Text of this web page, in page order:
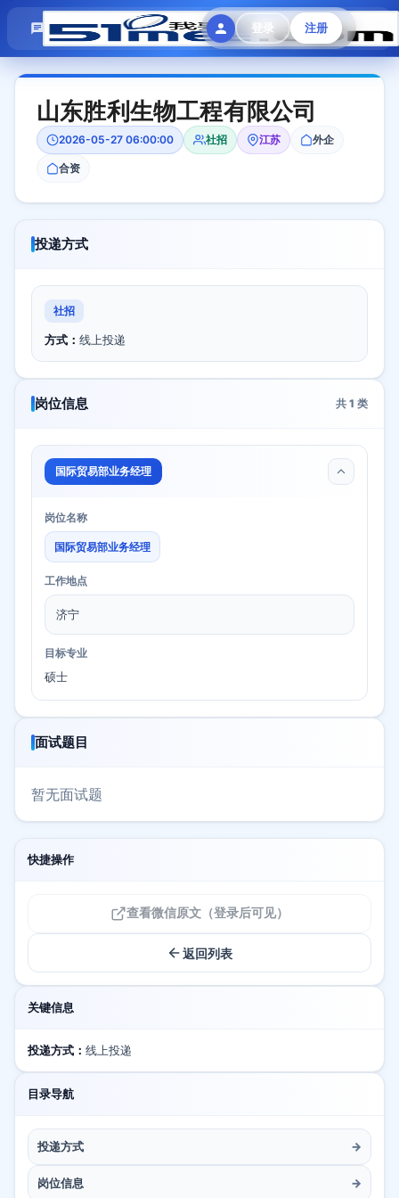
登录 注册
模拟面试 题目大全 招聘中心 会员专区
山东胜利生物工程有限公司
2026-05-27 06:00:00 社招 江苏 外企
合资
投递方式
社招
方式： 线上投递
岗位信息 共 1 类
国际贸易部业务经理
岗位名称
国际贸易部业务经理
工作地点
济宁
目标专业
硕士
面试题目
暂无面试题
快捷操作
查看微信原文（登录后可见）
返回列表
关键信息
投递方式： 线上投递
目录导航
投递方式 →
岗位信息 →